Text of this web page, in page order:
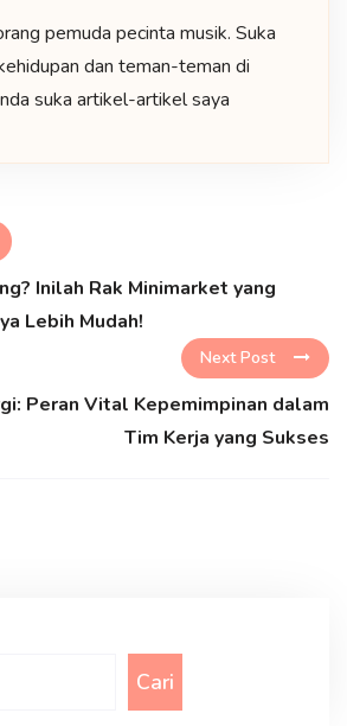
pemuda pecinta musik. Suka
dan teman-teman di
suka artikel-artikel saya
Inilah Rak Minimarket yang
Lebih Mudah!
Next Post
Peran Vital Kepemimpinan dalam
Tim Kerja yang Sukses
Cari